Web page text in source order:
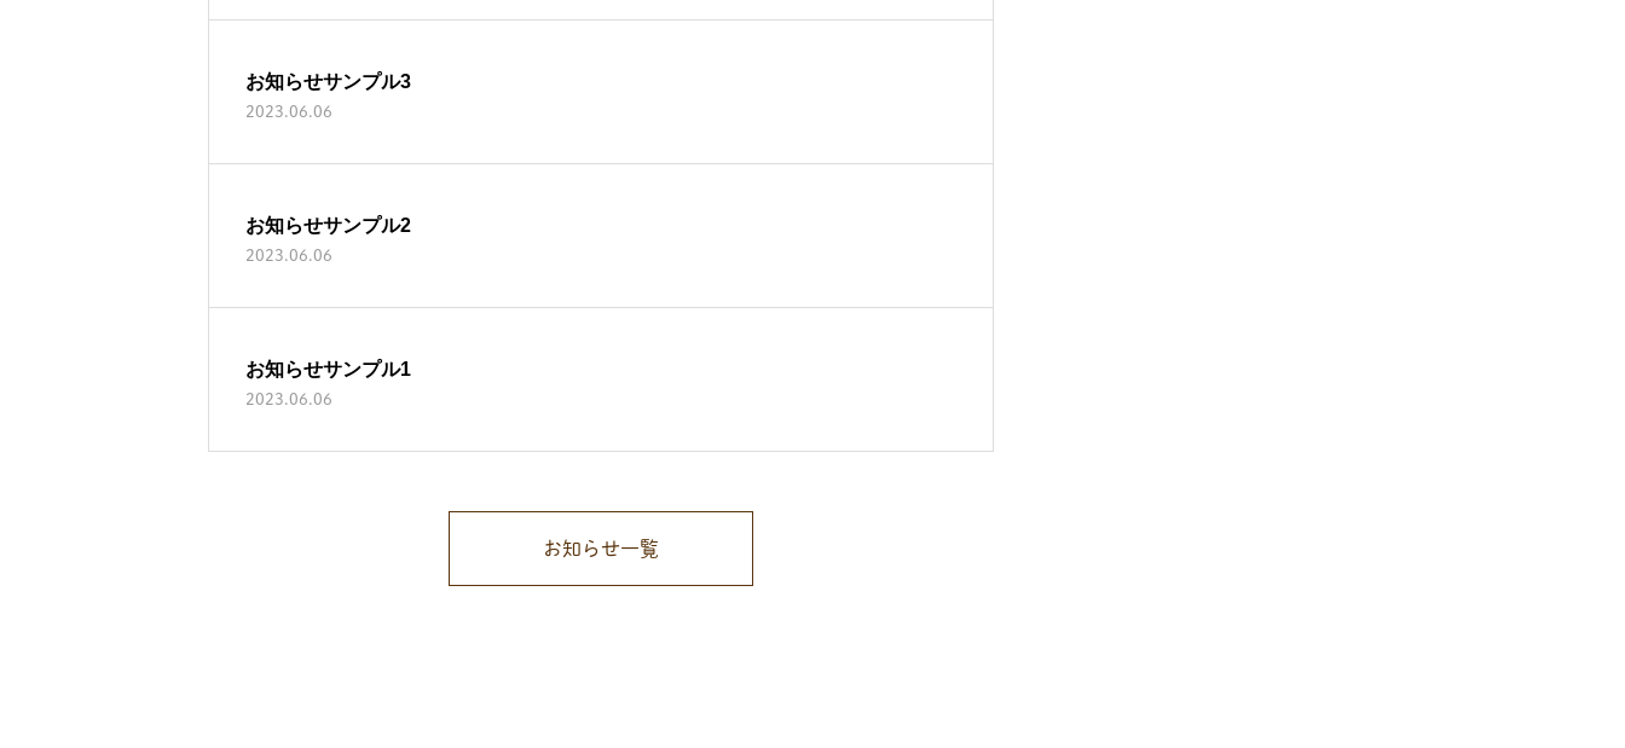
お知らせサンプル3
2023.06.06
お知らせサンプル2
2023.06.06
お知らせサンプル1
2023.06.06
お知らせ一覧